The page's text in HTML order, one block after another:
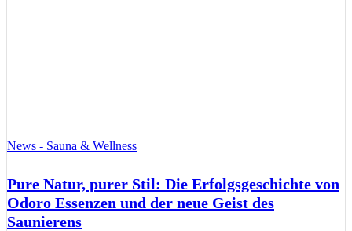
News - Sauna & Wellness
Pure Natur, purer Stil: Die Erfolgsgeschichte von
Odoro Essenzen und der neue Geist des
Saunierens